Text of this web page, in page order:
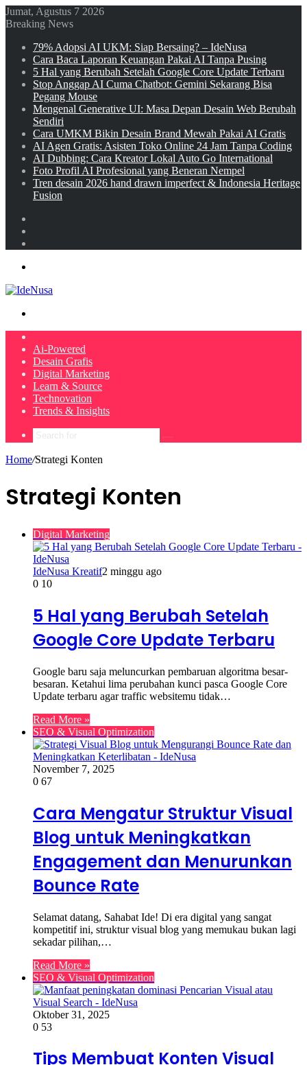
Jumat, Agustus 7 2026
Breaking News
79% Adopsi AI UKM: Siap Bersaing? – IdeNusa
Cara Baca Laporan Keuangan Pakai AI Tanpa Pusing
5 Hal yang Berubah Setelah Google Core Update Terbaru
Stop Anggap AI Cuma Chatbot: Gemini Sekarang Bisa
Pegang Mouse
Mengenal Generative UI: Masa Depan Desain Web Berubah
Sendiri
Cara UMKM Bikin Desain Brand Mewah Pakai AI Gratis
AI Agen Gratis: Asisten Toko Online 24 Jam Tanpa Coding
AI Dubbing: Cara Kreator Lokal Auto Go International
Foto Profil AI Profesional yang Beneran Nempel
Tren desain 2026 hand drawn imperfect & Indonesia Heritage
Fusion
Ai-Powered
Desain Grafis
Digital Marketing
Learn & Source
Technovation
Trends & Insights
Search
Home/Strategi Konten
Strategi Konten
Digital Marketing
IdeNusa Kreatif2 minggu ago
0 10
5 Hal yang Berubah Setelah
Google Core Update Terbaru
Google baru saja meluncurkan pembaruan algoritma besar-
besaran. Ketahui lima perubahan kunci pasca Google Core
Update terbaru agar traffic websitemu tidak…
Read More »
SEO & Visual Optimization
November 7, 2025
0 67
Cara Mengatur Struktur Visual
Blog untuk Meningkatkan
Engagement dan Menurunkan
Bounce Rate
Selamat datang, Sahabat Ide! Di era digital yang sangat
kompetitif ini, struktur visual blog yang memukau bukan lagi
sekadar pilihan,…
Read More »
SEO & Visual Optimization
Oktober 31, 2025
0 53
Tips Membuat Konten Visual